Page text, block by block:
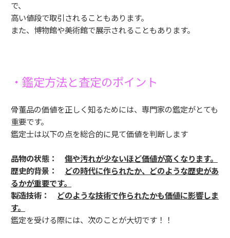
で、
高い値段で取引されることもあります。
また、博物館や美術館で展示されることもあります。
・鑑定方法と査定のポイント
骨董品の価値を正しく知るためには、専門家の鑑定がとても
重要です。
鑑定士は以下の点を総合的に見て価値を判断します
品物の状態： 傷や汚れが少ないほど価値が高くなります。
歴史的背景： どの時代に作られたか、どのような歴史があ
るかが重要です。
製造技術： どのような技術で作られたかも価値に影響しま
す。
鑑定を受ける際には、次のことが大切です！！